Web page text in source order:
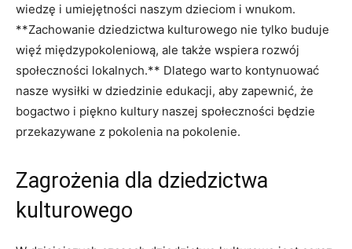
wiedzę i umiejętności naszym ​dzieciom‍ i ‍wnukom.
**Zachowanie dziedzictwa kulturowego nie tylko buduje
‍więź międzypokoleniową, ale⁢ także wspiera⁣ rozwój
społeczności lokalnych.** Dlatego warto ‍kontynuować‍
nasze‌ wysiłki ‌w dziedzinie⁤ edukacji, aby zapewnić, że
bogactwo i⁤ piękno kultury naszej społeczności będzie
przekazywane ‍z pokolenia na pokolenie.
Zagrożenia‍ dla dziedzictwa
kulturowego